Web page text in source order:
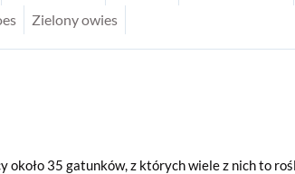
Zielony owies
35 gatunków, z których wiele z nich to